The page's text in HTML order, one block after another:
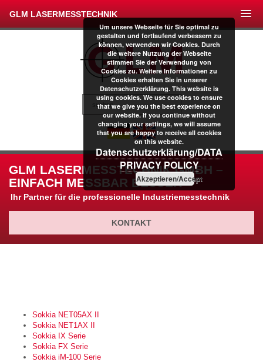
GLM LASERMESSTECHNIK
GLM LASERMESSTECHNIK GMBH –
EINFACH MESSBAR BESSER
Ihr Partner für die professionelle Industriemesstechnik
KONTAKT
Sokkia NET05AX II
Sokkia NET1AX II
Sokkia IX Serie
Sokkia FX Serie
Sokkia iM-100 Serie
Um unsere Webseite für Sie optimal zu
gestalten und fortlaufend verbessern zu
können, verwenden wir Cookies. Durch
die weitere Nutzung der Webseite
stimmen Sie der Verwendung von
Cookies zu. Weitere Informationen zu
Cookies erhalten Sie in unserer
Datenschutzerklärung. This website is
using cookies. We use cookies to ensure
that we give you the best experience on
our website. If you continue without
changing your settings, we will assume
that you are happy to receive all cookies
on this website.
Datenschutzerklärung/DATA
PRIVACY POLICY
Akzeptieren/Accept